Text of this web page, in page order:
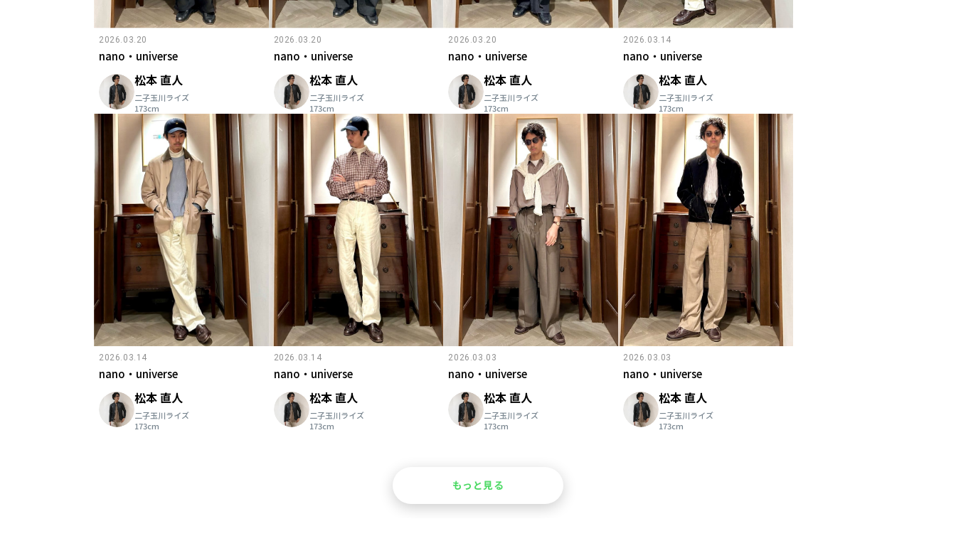
2026.03.20
nano・universe
松本 直人
二子玉川ライズ
173cm
2026.03.20
nano・universe
松本 直人
二子玉川ライズ
173cm
2026.03.20
nano・universe
松本 直人
二子玉川ライズ
173cm
2026.03.14
nano・universe
松本 直人
二子玉川ライズ
173cm
2026.03.14
nano・universe
松本 直人
二子玉川ライズ
173cm
2026.03.14
nano・universe
松本 直人
二子玉川ライズ
173cm
2026.03.03
nano・universe
松本 直人
二子玉川ライズ
173cm
2026.03.03
nano・universe
松本 直人
二子玉川ライズ
173cm
もっと見る